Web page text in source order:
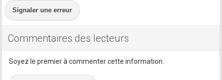
Signaler une erreur
Commentaires des lecteurs
Soyez le premier à commenter cette information.